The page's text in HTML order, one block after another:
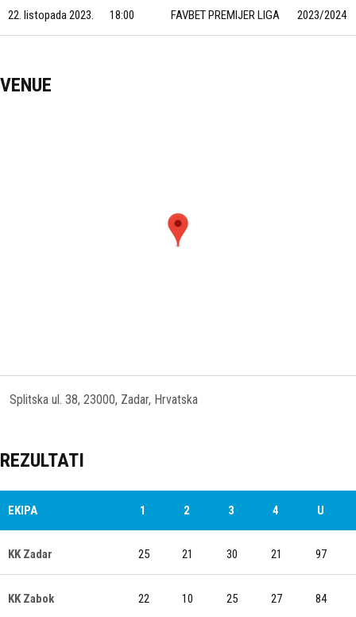
22. listopada 2023. 18:00 FAVBET PREMIJER LIGA 2023/2024
VENUE
Splitska ul. 38, 23000, Zadar, Hrvatska
REZULTATI
EKIPA 1 2 3 4 U
KK Zadar 25 21 30 21 97
KK Zabok 22 10 25 27 84